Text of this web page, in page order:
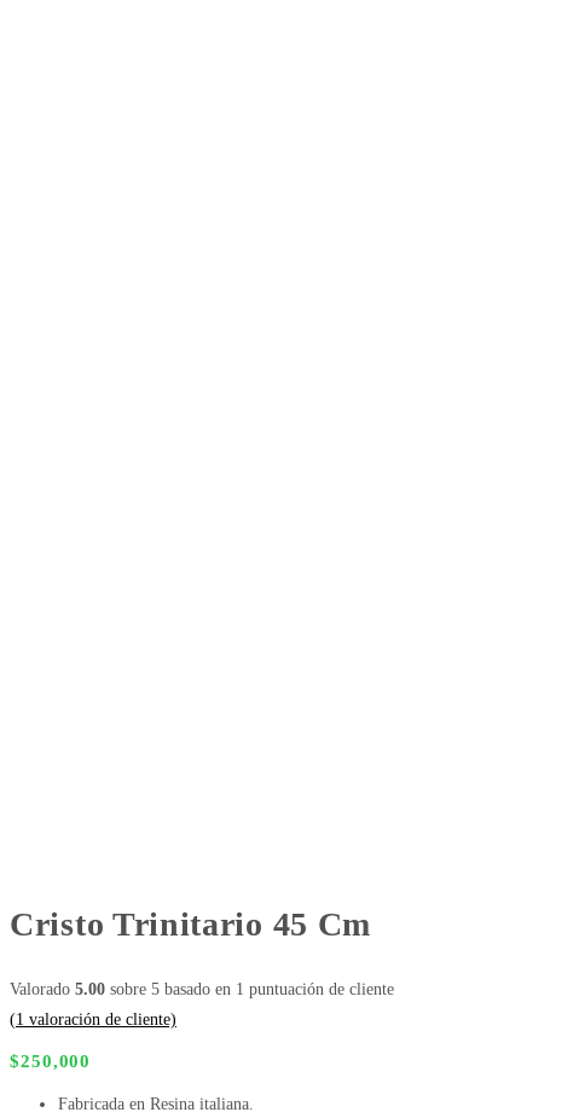
Cristo Trinitario 45 Cm
Valorado 5.00 sobre 5 basado en 1 puntuación de cliente
(1 valoración de cliente)
$250,000
Fabricada en Resina italiana.